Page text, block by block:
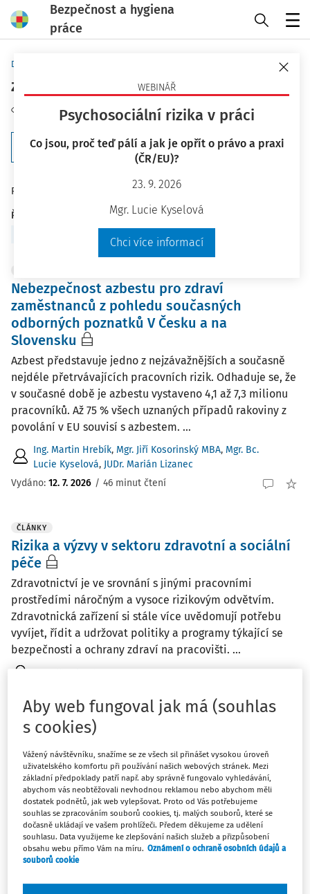
Bezpečnost a hygiena
práce
WEBINÁŘ
Psychosociální rizika v práci
Co jsou, proč teď pálí a jak je opřít o právo a praxi
(ČR/EU)?
23. 9. 2026
Mgr. Lucie Kyselová
Chci více informací
Domů
zdravotní rizika
Sledovat téma
Filtr
Počet vyhledaných dokumentů:34
Řadit podle
Nebezpečnost azbestu pro zdraví
zaměstnanců z pohledu současných
odborných poznatků V Česku a na
Slovensku
Azbest představuje jedno z nejzávažnějších a současně
nejdéle přetrvávajících pracovních rizik. Odhaduje se, že
v současné době je azbestu vystaveno 4,1 až 7,3 milionu
pracovníků. Až 75 % všech uznaných případů rakoviny z
povolání v EU souvisí s azbestem. ...
Ing. Martin Hrebík, Mgr. Jiří Kosorinský MBA, Mgr. Bc.
Lucie Kyselová, JUDr. Marián Lizanec
Vydáno: 12. 7. 2026 / 46 minut čtení
ČLÁNKY
Rizika a výzvy v sektoru zdravotní a sociální
péče
Zdravotnictví je ve srovnání s jinými pracovními
prostředími náročným a vysoce rizikovým odvětvím.
Zdravotnická zařízení si stále více uvědomují potřebu
vyvíjet, řídit a udržovat politiky a programy týkající se
bezpečnosti a ochrany zdraví na pracovišti. ...
Odstranění střechy z eternitu
Naše firma bude v rámci zakázky odstraňovat část
eternitové střechy. Jaké máme povinnosti v oblasti
BOZP?
Dana Žáková
Aby web fungoval jak má (souhlas
s cookies)
Vážený návštěvníku, snažíme se ze všech sil přinášet vysokou úroveň
uživatelského komfortu při používání našich webových stránek. Mezi
základní předpoklady patří např. aby správně fungovalo vyhledávání,
abychom vás neobtěžovali nevhodnou reklamou nebo abychom měli
dostatek podnětů, jak web vylepšovat. Proto od Vás potřebujeme
souhlas se zpracováním souborů cookies, tj. malých souborů, které se
dočasně ukládají ve vašem prohlížeči. Předem děkujeme za udělení
souhlasu. Data využijeme ke zlepšování našich služeb a přizpůsobení
obsahu webu přímo Vám na míru. Oznámení o ochraně osobních údajů a
souborů cookie